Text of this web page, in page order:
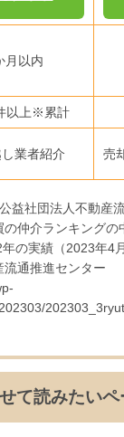
月以内
以上※累計
業者紹介 売
益社団法人不動産
仲介ランキングの
の実績（2023年4
通推進センター
て読みたいペ